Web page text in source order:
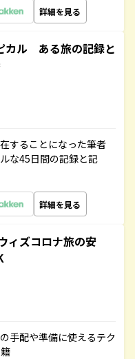
詳細を見る
カル ある旅の記録と
することになった筆者
な45日間の記録と記
詳細を見る
ィズコロナ旅の安
手配や準備に使えるテク